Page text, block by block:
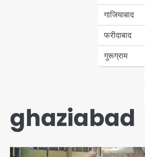
गाजियाबाद
फरीदाबाद
गुरूग्राम
ghaziabad